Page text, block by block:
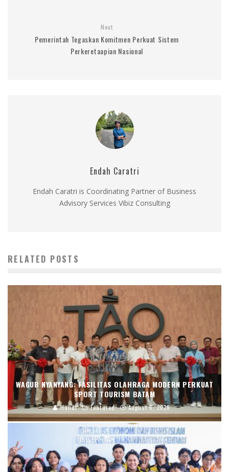
Next
Pemerintah Tegaskan Komitmen Perkuat Sistem
Perkeretaapian Nasional
Endah Caratri
Endah Caratri is Coordinating Partner of Business
Advisory Services Vibiz Consulting
RELATED POSTS
WAGUB NYANYANG: FASILITAS OLAHRAGA MODERN PERKUAT
SPORT TOURISM BATAM
Handi Featured August 6, 2026